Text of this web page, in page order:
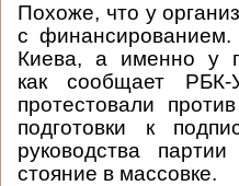
Похоже, что у
с финансированием.
Киева, а именно у
как сообщает
протестовали
подготовки к
руководства
стояние в массовке.